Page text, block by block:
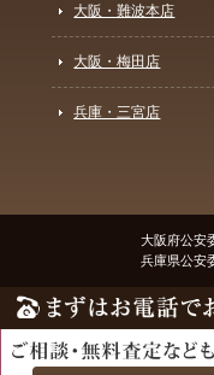
大阪・難波本店
大阪・梅田店
兵庫・三宮店
大阪府公安
兵庫県公安